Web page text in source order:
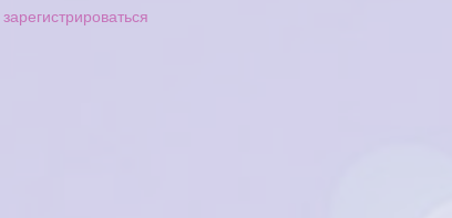
зарегистрироваться